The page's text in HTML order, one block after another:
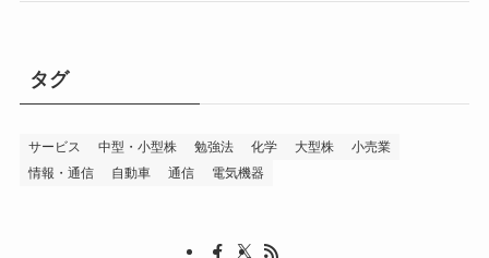
タグ
サービス 中型・小型株 勉強法 化学 大型株
小売業
情報・通信
自動車 通信 電気機器